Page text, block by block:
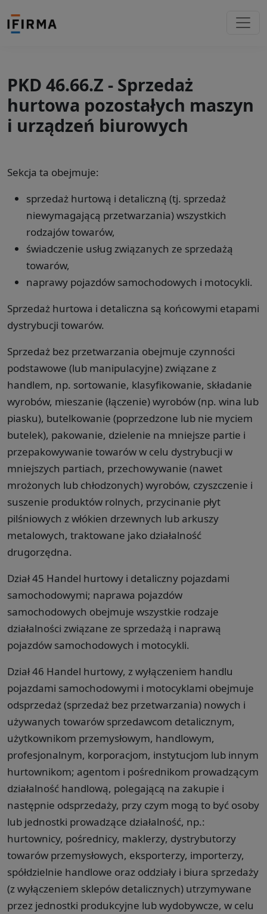
PKD 46.66.Z - Sprzedaż
hurtowa pozostałych maszyn
i urządzeń biurowych
Sekcja ta obejmuje:
sprzedaż hurtową i detaliczną (tj. sprzedaż
niewymagającą przetwarzania) wszystkich
rodzajów towarów,
świadczenie usług związanych ze sprzedażą
towarów,
naprawy pojazdów samochodowych i motocykli.
Sprzedaż hurtowa i detaliczna są końcowymi etapami
dystrybucji towarów.
Sprzedaż bez przetwarzania obejmuje czynności
podstawowe (lub manipulacyjne) związane z
handlem, np. sortowanie, klasyfikowanie, składanie
wyrobów, mieszanie (łączenie) wyrobów (np. wina lub
piasku), butelkowanie (poprzedzone lub nie myciem
butelek), pakowanie, dzielenie na mniejsze partie i
przepakowywanie towarów w celu dystrybucji w
mniejszych partiach, przechowywanie (nawet
mrożonych lub chłodzonych) wyrobów, czyszczenie i
suszenie produktów rolnych, przycinanie płyt
pilśniowych z włókien drzewnych lub arkuszy
metalowych, traktowane jako działalność
drugorzędna.
Dział 45 Handel hurtowy i detaliczny pojazdami
samochodowymi; naprawa pojazdów
samochodowych obejmuje wszystkie rodzaje
działalności związane ze sprzedażą i naprawą
pojazdów samochodowych i motocykli.
Dział 46 Handel hurtowy, z wyłączeniem handlu
pojazdami samochodowymi i motocyklami obejmuje
odsprzedaż (sprzedaż bez przetwarzania) nowych i
używanych towarów sprzedawcom detalicznym,
użytkownikom przemysłowym, handlowym,
profesjonalnym, korporacjom, instytucjom lub innym
hurtownikom; agentom i pośrednikom prowadzącym
działalność handlową, polegającą na zakupie i
następnie odsprzedaży, przy czym mogą to być osoby
lub jednostki prowadzące działalność, np.:
hurtownicy, pośrednicy, maklerzy, dystrybutorzy
towarów przemysłowych, eksporterzy, importerzy,
spółdzielnie handlowe oraz oddziały i biura sprzedaży
(z wyłączeniem sklepów detalicznych) utrzymywane
przez jednostki produkcyjne lub wydobywcze, w celu